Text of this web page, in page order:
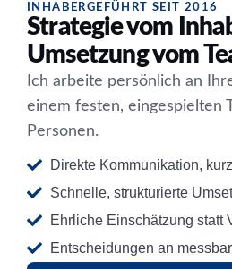
INHABERGEFÜHRT SEIT 2016
Strategie vom
Umsetzung vom
Ich arbeite persönlich an
einem festen, eingespielten
Personen.
Direkte Kommunikation,
Schnelle, strukturierte
Ehrliche Einschätzung statt
Entscheidungen an